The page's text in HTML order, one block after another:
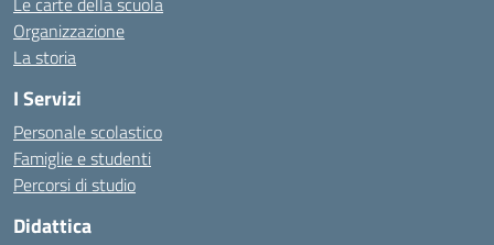
Organizzazione
La storia
I Servizi
Personale scolastico
Famiglie e studenti
Percorsi di studio
Didattica